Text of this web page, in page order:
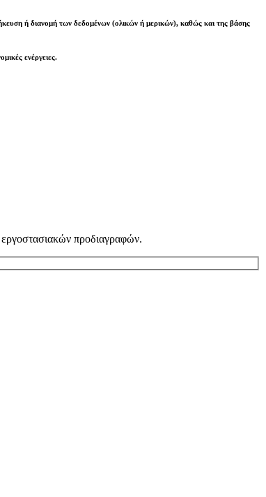
ή διανομή των δεδομένων (ολικών ή μερικών), καθώς και της βάσης
ενέργειες.
εργοστασιακών προδιαγραφών.